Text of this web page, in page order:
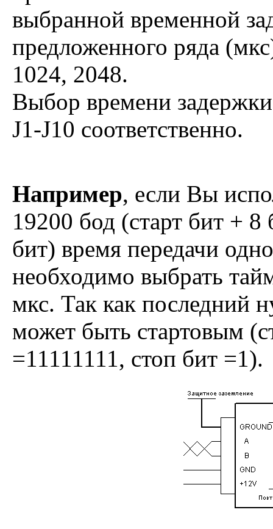
выбранной временной
предложенного ряда
1024, 2048.
Выбор времени
J1-J10 соответственно.
Например, если Вы
19200 бод (старт бит +
бит) время передачи
необходимо выбрать
мкс. Так как последний
может быть стартовым
=11111111, стоп бит =1).